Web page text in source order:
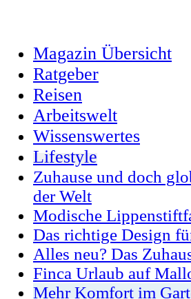
Magazin Übersicht
Ratgeber
Reisen
Arbeitswelt
Wissenswertes
Lifestyle
Zuhause und doch
der Welt
Modische
Das richtige Design
Alles neu? Das
Finca Urlaub auf
Mehr Komfort im